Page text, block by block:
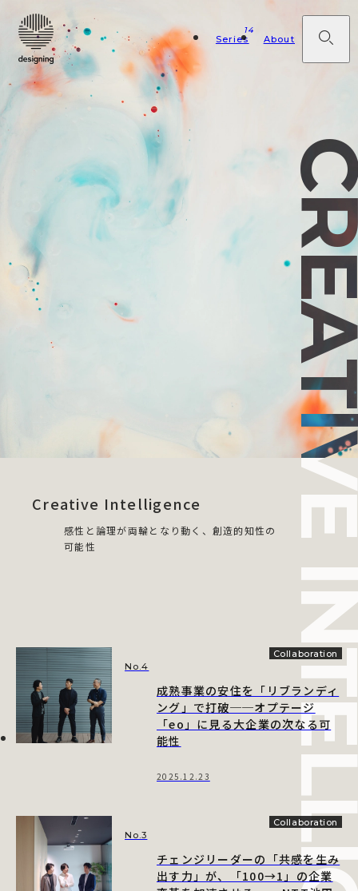
Series
14
About
Creative Intelligence
感性と論理が両輪となり動く、創造的知性の
可能性
Collaboration
No.4
成熟事業の安住を「リブランディ
ング」で打破──オプテージ
「eo」に見る大企業の次なる可
能性
2025.12.23
Collaboration
No.3
チェンジリーダーの「共感を生み
出す力」が、「100→1」の企業